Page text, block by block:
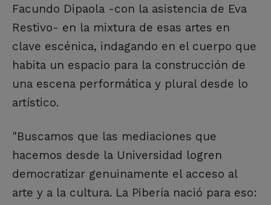
Facundo Dipaola -con la asistencia de Eva
Restivo- en la mixtura de esas artes en
clave escénica, indagando en el cuerpo que
habita un espacio para la construcción de
una escena performática y plural desde lo
artístico.
"Buscamos que las mediaciones que
hacemos desde la Universidad logren
democratizar genuinamente el acceso al
arte y a la cultura. La Pibería nació para eso: